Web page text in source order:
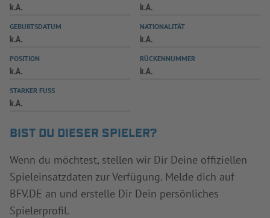
SPIELPLUS
k.A. k.A.
GEBURTSDATUM
k.A.
NATIONALITÄT
k.A.
POSITION
k.A.
RÜCKENNUMMER
k.A.
STARKER FUSS
k.A.
BIST DU DIESER SPIELER?
Wenn du möchtest, stellen wir Dir Deine offiziellen
Spieleinsatzdaten zur Verfügung. Melde dich auf
BFV.DE an und erstelle Dir Dein persönliches
Spielerprofil.